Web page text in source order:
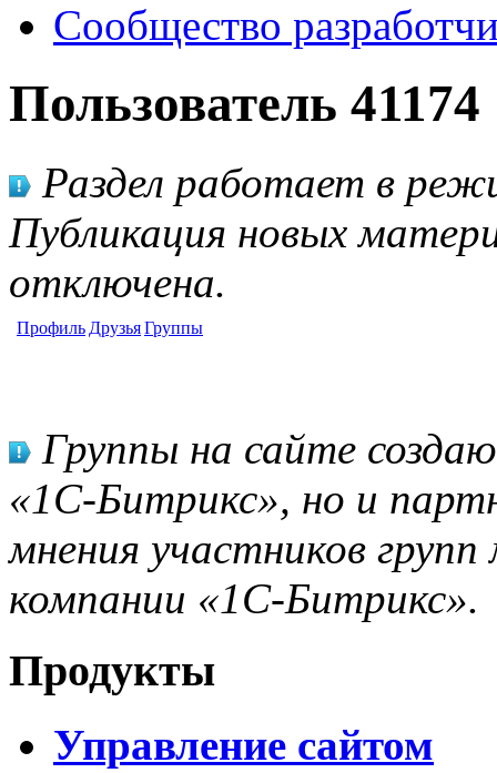
Сообщество
Пользователь 41174
Раздел работает в
Публикация новых
отключена.
Профиль ДрузьяГруппы
Группы на сайте
«1С-Битрикс», но и
мнения участников
компании «1С-Битрикс».
Продукты
Управление сайтом